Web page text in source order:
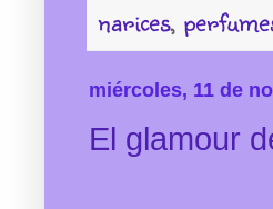
narices,
miércoles, 11 de
El glamour